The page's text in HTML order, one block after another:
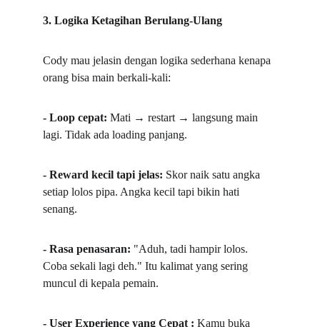
3. Logika Ketagihan Berulang-Ulang
Cody mau jelasin dengan logika sederhana kenapa
orang bisa main berkali-kali:
- Loop cepat: Mati → restart → langsung main
lagi. Tidak ada loading panjang.
- Reward kecil tapi jelas: Skor naik satu angka
setiap lolos pipa. Angka kecil tapi bikin hati
senang.
- Rasa penasaran: "Aduh, tadi hampir lolos.
Coba sekali lagi deh." Itu kalimat yang sering
muncul di kepala pemain.
- User Experience yang Cepat : Kamu buka